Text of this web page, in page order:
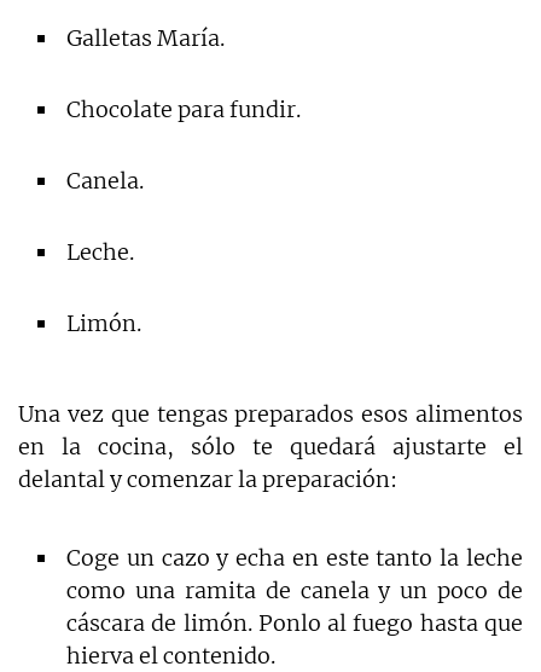
Galletas María.
Chocolate para fundir.
Canela.
Leche.
Limón.
Una vez que tengas preparados esos alimentos
en la cocina, sólo te quedará ajustarte el
delantal y comenzar la preparación:
Coge un cazo y echa en este tanto la leche
como una ramita de canela y un poco de
cáscara de limón. Ponlo al fuego hasta que
hierva el contenido.